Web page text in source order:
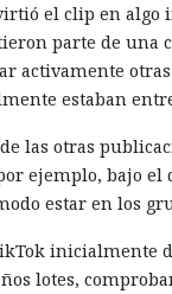
el clip en algo
parte de una
activamente
estaban
las otras
ejemplo, bajo el
estar en los
inicialmente
lotes,